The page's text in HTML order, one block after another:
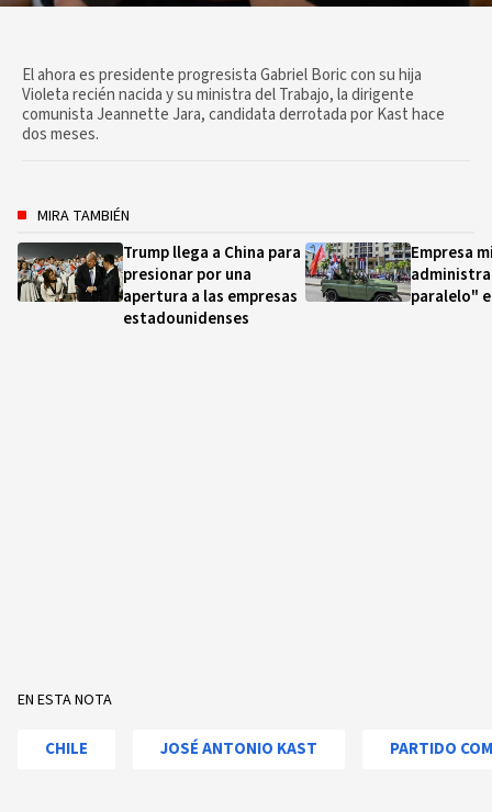
El ahora es presidente progresista Gabriel Boric con su hija
Violeta recién nacida y su ministra del Trabajo, la dirigente
comunista Jeannette Jara, candidata derrotada por Kast hace
dos meses.
MIRA TAMBIÉN
Trump llega a China para
presionar por una
apertura a las empresas
estadounidenses
Empresa
paralelo"
EN ESTA NOTA
CHILE JOSÉ ANTONIO KAST PARTIDO